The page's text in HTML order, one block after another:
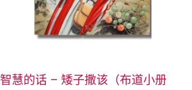
智慧的话 – 矮子撒该（布道小册